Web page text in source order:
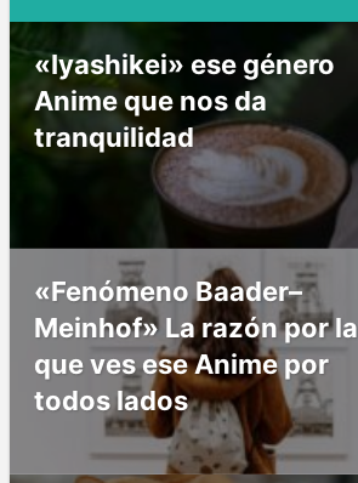
«Iyashikei» ese género
Anime que nos da
tranquilidad
«Fenómeno Baader–
Meinhof» La razón por la
que ves ese Anime por
todos lados